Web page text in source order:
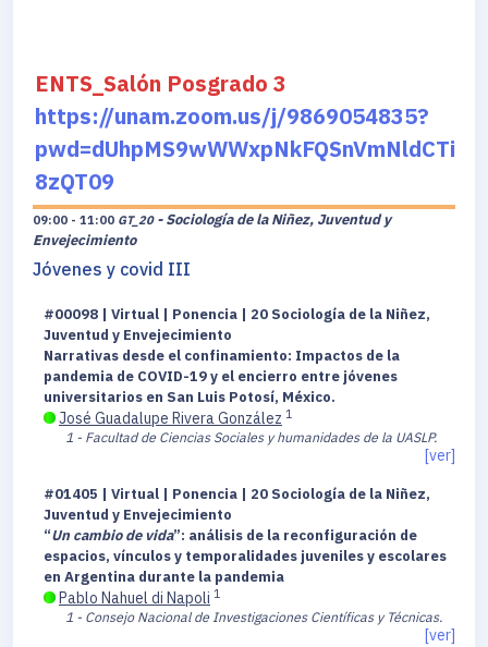
ENTS_Salón Posgrado 3
https://unam.zoom.us/j/9869054835?
pwd=dUhpMS9wWWxpNkFQSnVmNldCTi
8zQT09
09:00 - 11:00 GT_20 - Sociología de la Niñez, Juventud y
Envejecimiento
Jóvenes y covid III
#00098 | Virtual | Ponencia | 20 Sociología de la Niñez,
Juventud y Envejecimiento
Narrativas desde el confinamiento: Impactos de la
pandemia de COVID-19 y el encierro entre jóvenes
universitarios en San Luis Potosí, México.
José Guadalupe Rivera González 1
1 - Facultad de Ciencias Sociales y humanidades de la UASLP.
[ver]
#01405 | Virtual | Ponencia | 20 Sociología de la Niñez,
Juventud y Envejecimiento
“Un cambio de vida”: análisis de la reconfiguración de
espacios, vínculos y temporalidades juveniles y escolares
en Argentina durante la pandemia
Pablo Nahuel di Napoli 1
1 - Consejo Nacional de Investigaciones Científicas y Técnicas.
[ver]